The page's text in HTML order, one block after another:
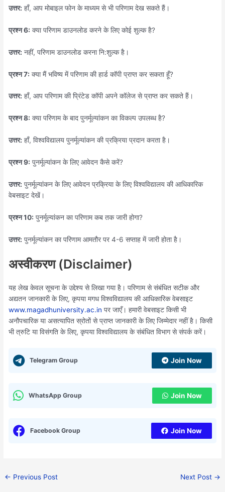
उत्तर: हाँ, आप मोबाइल फोन के माध्यम से भी परिणाम देख सकते हैं।
प्रश्न 6: क्या परिणाम डाउनलोड करने के लिए कोई शुल्क है?
उत्तर: नहीं, परिणाम डाउनलोड करना नि:शुल्क है।
प्रश्न 7: क्या मैं भविष्य में परिणाम की हार्ड कॉपी प्राप्त कर सकता हूँ?
उत्तर: हाँ, आप परिणाम की प्रिंटेड कॉपी अपने कॉलेज से प्राप्त कर सकते हैं।
प्रश्न 8: क्या परिणाम के बाद पुनर्मूल्यांकन का विकल्प उपलब्ध है?
उत्तर: हाँ, विश्वविद्यालय पुनर्मूल्यांकन की प्रक्रिया प्रदान करता है।
प्रश्न 9: पुनर्मूल्यांकन के लिए आवेदन कैसे करें?
उत्तर: पुनर्मूल्यांकन के लिए आवेदन प्रक्रिया के लिए विश्वविद्यालय की आधिकारिक
वेबसाइट देखें।
प्रश्न 10: पुनर्मूल्यांकन का परिणाम कब तक जारी होगा?
उत्तर: पुनर्मूल्यांकन का परिणाम आमतौर पर 4-6 सप्ताह में जारी होता है।
अस्वीकरण (Disclaimer)
यह लेख केवल सूचना के उद्देश्य से लिखा गया है। परिणाम से संबंधित सटीक और
अद्यतन जानकारी के लिए, कृपया मगध विश्वविद्यालय की आधिकारिक वेबसाइट
www.magadhuniversity.ac.in पर जाएँ। हमारी वेबसाइट किसी भी
अनौपचारिक या असत्यापित स्रोतों से प्राप्त जानकारी के लिए जिम्मेदार नहीं है। किसी
भी त्रुटि या विसंगति के लिए, कृपया विश्वविद्यालय के संबंधित विभाग से संपर्क करें।
Telegram Group Join Now
WhatsApp Group Join Now
Facebook Group Join Now
← Previous Post Next Post →